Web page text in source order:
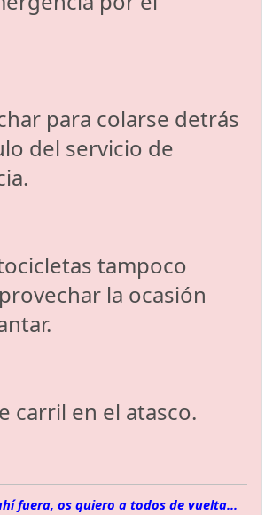
para colarse detrás
del servicio de
tampoco
la ocasión
carril en el atasco.
fuera, os quiero a todos de vuelta...